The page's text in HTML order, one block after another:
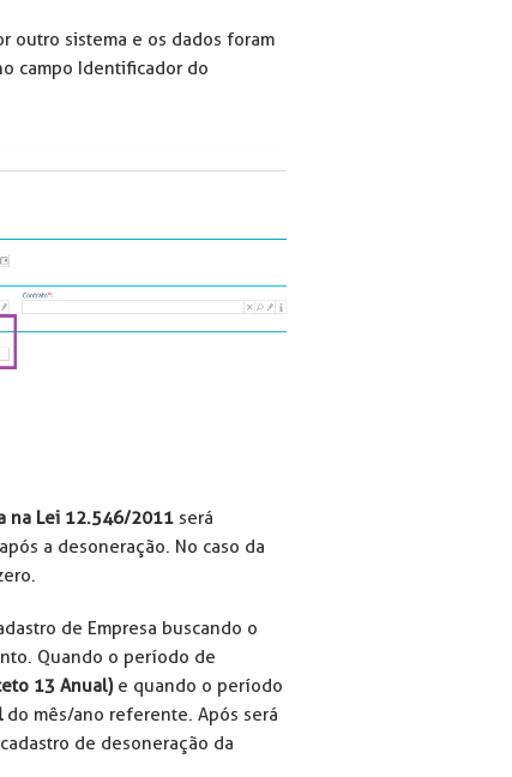
outro sistema e os dados foram
campo Identificador do
na Lei 12.546/2011 será
a desoneração. No caso da
de Empresa buscando o
Quando o período de
13 Anual)e quando o período
do mês/ano referente. Após será
de desoneração da